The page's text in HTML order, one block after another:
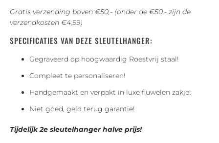
Gratis verzending boven €50,- (onder de €50,- zijn de
verzendkosten €4,99)
SPECIFICATIES VAN DEZE SLEUTELHANGER:
Gegraveerd op hoogwaardig Roestvrij staal!
Compleet te personaliseren!
Handgemaakt en verpakt in luxe fluwelen zakje!
Niet goed, geld terug garantie!
Tijdelijk 2e sleutelhanger halve prijs!